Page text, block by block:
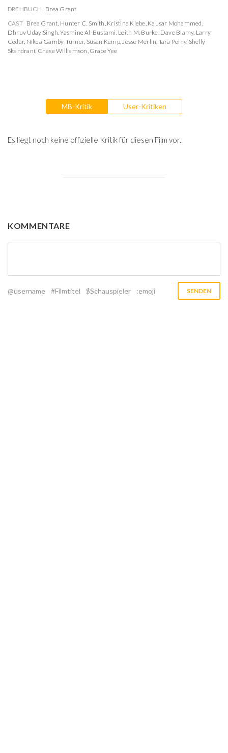
DREHBUCH Brea Grant
CAST Brea Grant, Hunter C. Smith, Kristina Klebe, Kausar Mohammed,
Dhruv Uday Singh,Yasmine Al-Bustami, Leith M. Burke, Dave Blamy, Larry
Cedar, Nikea Gamby-Turner, Susan Kemp,Jesse Merlin, Tara Perry, Shelly
Skandrani, Chase Williamson, Grace Yee
MB-Kritik User-Kritiken
Es liegt noch keine offizielle Kritik für diesen Film vor.
KOMMENTARE
@username #Filmtitel $Schauspieler :emoji